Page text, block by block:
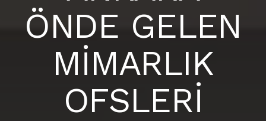
ÖNDE GELEN
MİMARLIK
OFSLERİ